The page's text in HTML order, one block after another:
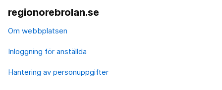
regionorebrolan.se
Om webbplatsen
Inloggning för anställda
Hantering av personuppgifter